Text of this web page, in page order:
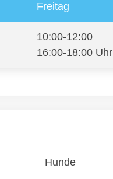
Freitag
10:00-12:00
16:00-18:00 Uhr
Hunde